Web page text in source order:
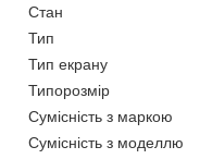
Стан
Тип
Тип екрану
Типорозмір
Сумісність з маркою
Сумісність з моделлю